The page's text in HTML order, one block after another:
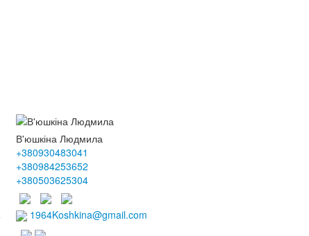
В'юшкіна Людмила
+380930483041
+380984253652
+380503625304
1964Koshkina@gmail.com